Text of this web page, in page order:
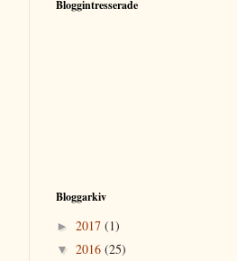
Bloggintresserade
Bloggarkiv
► 2017 (1)
▼ 2016 (25)